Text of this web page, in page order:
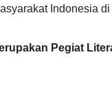
Indonesia
Pegiat